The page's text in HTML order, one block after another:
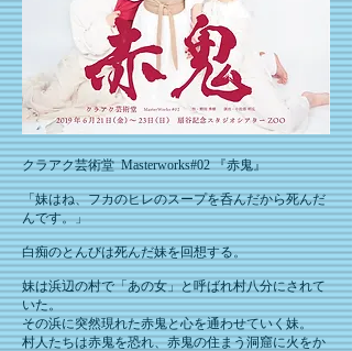
クラアク芸術堂 Masterworks#02 『赤鬼』
「妹はね、フカのヒレのスープを呑んだから死んだ
んです。」
白痴のとんびは死んだ妹を回想する。
妹は浜辺の村で「あの女」と呼ばれ村八分にされて
いた。
その浜に突然現れた赤鬼と心を通わせていく妹。
村人たちは赤鬼を恐れ、赤鬼の住まう洞窟に火をか